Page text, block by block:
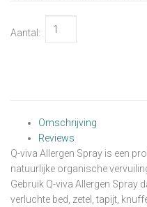
Aantal:
Omschrijving
Reviews
Q-viva Allergen Spray is een
natuurlijke organische
Gebruik Q-viva Allergen Spray
verluchte bed, zetel, tapijt,